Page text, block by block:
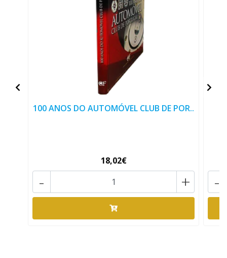
100 ANOS DO AUTOMÓVEL CLUB DE POR..
18,02€
+
- -